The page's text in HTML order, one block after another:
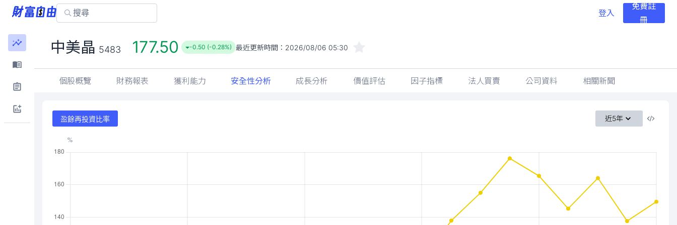
登入
免費註
冊
中美晶 5483 177.50 -0.50 (-0.28%) 最近更新時間： 2026/08/06 05:30
個股概覽 財務報表 獲利能力 安全性分析 成長分析 價值評估 因子指標 法人買賣 公司資料 相關新聞
盈餘再投資比率 近5年